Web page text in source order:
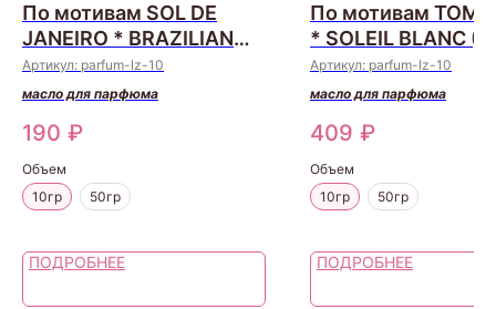
По мотивам SOL DE
JANEIRO * BRAZILIAN
CRUSH CHEIROSA 62
(Luzi, Швейцария)
Артикул: parfum-lz-10
масло для парфюма
190 ₽
Объем
10гр
50гр
ПОДРОБНЕЕ
По мотивам TOM
* SOLEIL BLANC
Швейцария)
Артикул: parfum-lz-10
масло для парфюма
409 ₽
Объем
10гр
50гр
ПОДРОБНЕЕ